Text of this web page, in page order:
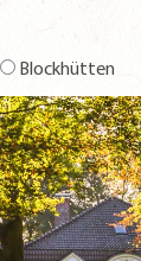
Blockhütten